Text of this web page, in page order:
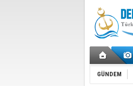
GÜNDEM